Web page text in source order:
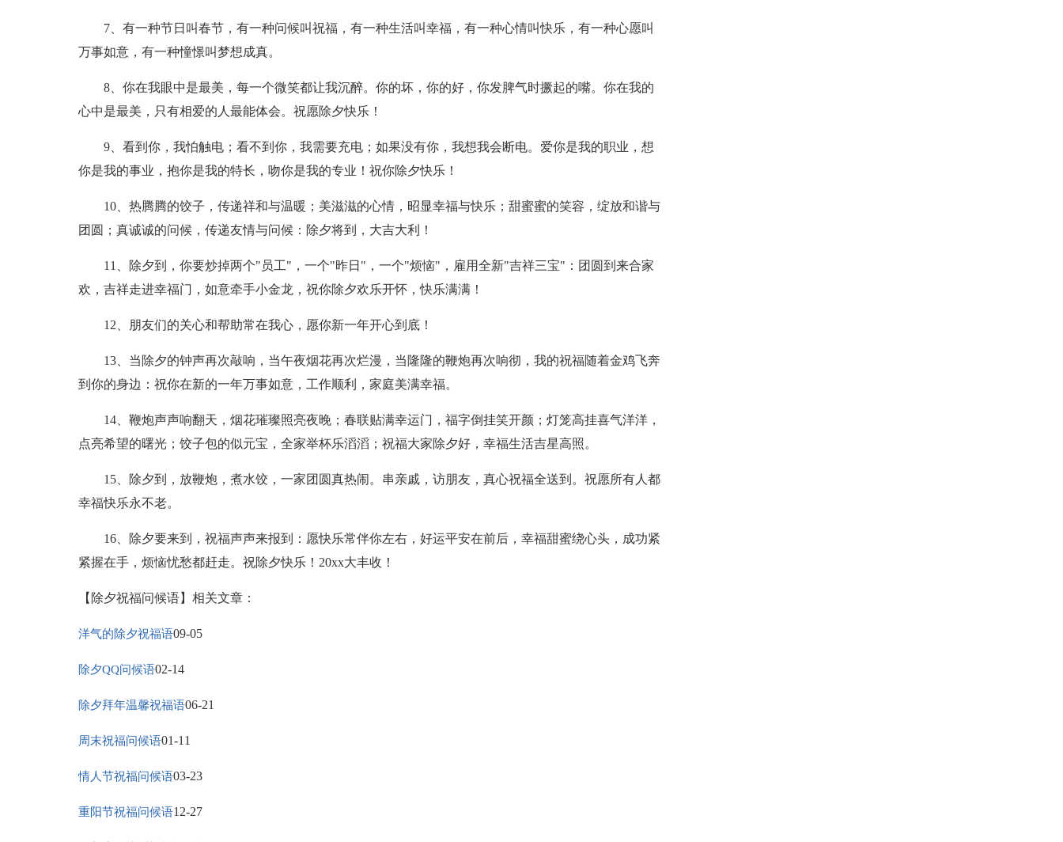
7、有一种节日叫春节，有一种问候叫祝福，有一种生活叫幸福，有一种心情叫快乐，有一种心愿叫
万事如意，有一种憧憬叫梦想成真。
8、你在我眼中是最美，每一个微笑都让我沉醉。你的坏，你的好，你发脾气时撅起的嘴。你在我的
心中是最美，只有相爱的人最能体会。祝愿除夕快乐！
9、看到你，我怕触电；看不到你，我需要充电；如果没有你，我想我会断电。爱你是我的职业，想
你是我的事业，抱你是我的特长，吻你是我的专业！祝你除夕快乐！
10、热腾腾的饺子，传递祥和与温暖；美滋滋的心情，昭显幸福与快乐；甜蜜蜜的笑容，绽放和谐与
团圆；真诚诚的问候，传递友情与问候：除夕将到，大吉大利！
11、除夕到，你要炒掉两个"员工"，一个"昨日"，一个"烦恼"，雇用全新"吉祥三宝"：团圆到来合家
欢，吉祥走进幸福门，如意牵手小金龙，祝你除夕欢乐开怀，快乐满满！
12、朋友们的关心和帮助常在我心，愿你新一年开心到底！
13、当除夕的钟声再次敲响，当午夜烟花再次烂漫，当隆隆的鞭炮再次响彻，我的祝福随着金鸡飞奔
到你的身边：祝你在新的一年万事如意，工作顺利，家庭美满幸福。
14、鞭炮声声响翻天，烟花璀璨照亮夜晚；春联贴满幸运门，福字倒挂笑开颜；灯笼高挂喜气洋洋，
点亮希望的曙光；饺子包的似元宝，全家举杯乐滔滔；祝福大家除夕好，幸福生活吉星高照。
15、除夕到，放鞭炮，煮水饺，一家团圆真热闹。串亲戚，访朋友，真心祝福全送到。祝愿所有人都
幸福快乐永不老。
16、除夕要来到，祝福声声来报到：愿快乐常伴你左右，好运平安在前后，幸福甜蜜绕心头，成功紧
紧握在手，烦恼忧愁都赶走。祝除夕快乐！20xx大丰收！
【除夕祝福问候语】相关文章：
洋气的除夕祝福语09-05
除夕QQ问候语02-14
除夕拜年温馨祝福语06-21
周末祝福问候语01-11
情人节祝福问候语03-23
重阳节祝福问候语12-27